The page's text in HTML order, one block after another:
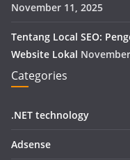
November 11, 2025
Tentang Local SEO:
Website Lokal
Categories
.NET technology
Adsense